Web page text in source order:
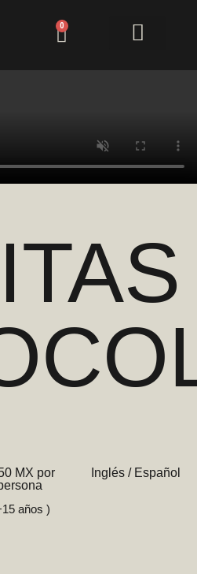
0
MX por
años )
Inglés / Español